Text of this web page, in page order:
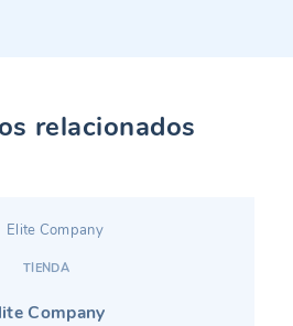
relacionados
TIENDA
Company